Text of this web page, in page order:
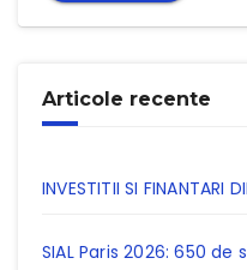
Articole recente
INVESTITII SI FINANTARI
SIAL Paris 2026: 650